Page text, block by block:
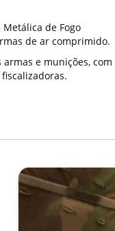
de Fogo
de ar comprimido.
e munições, com